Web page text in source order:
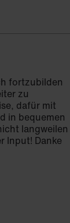
fortzubilden
zu
dafür mit
in bequemen
langweilen
Input! Danke